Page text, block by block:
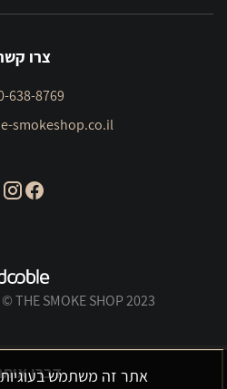
דברו
צרו
638-8769
smokeshop.co.il
THE SMOKE SHOP 2023 © כל הזכויות שמורות.
אתר זה משתמש